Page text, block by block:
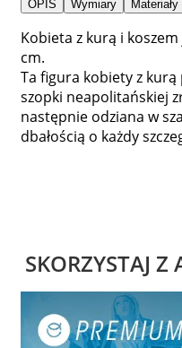
OPIS Wymiary Materiały
Kobieta z kurą i
cm.
Ta figura kobiety z
szopki neapolitańskiej
następnie odziana w
dbałością o każdy
SKORZYSTAJ